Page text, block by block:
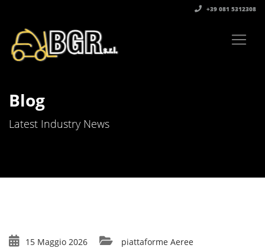
+39 081 5312308‬
Blog
Latest Industry News
15 Maggio 2026
piattaforme Aeree